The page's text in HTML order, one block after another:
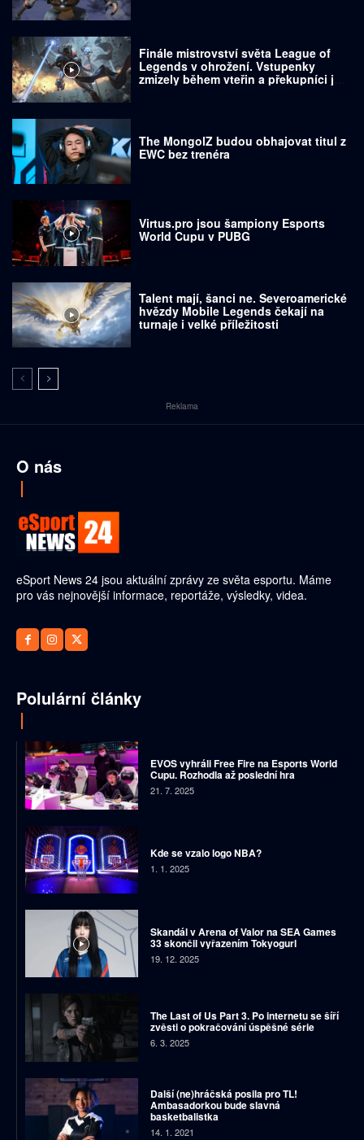
Finále mistrovství světa League of
Legends v ohrožení. Vstupenky
zmizely během vteřin a překupníci je
The MongolZ budou obhajovat titul z
EWC bez trenéra
Virtus.pro jsou šampiony Esports
World Cupu v PUBG
Talent mají, šanci ne. Severoamerické
hvězdy Mobile Legends čekají na
turnaje i velké příležitosti
Reklama
O nás
eSport News 24 jsou aktuální zprávy ze světa esportu. Máme
pro vás nejnovější informace, reportáže, výsledky, videa.
Polulární články
EVOS vyhráli Free Fire na Esports World
Cupu. Rozhodla až poslední hra
21. 7. 2025
Kde se vzalo logo NBA?
1. 1. 2025
Skandál v Arena of Valor na SEA Games
33 skončil vyřazením Tokyogurl
19. 12. 2025
The Last of Us Part 3. Po internetu se šíří
zvěsti o pokračování úspěšné série
6. 3. 2025
Další (ne)hráčská posila pro TL!
Ambasadorkou bude slavná
basketbalistka
14. 1. 2021